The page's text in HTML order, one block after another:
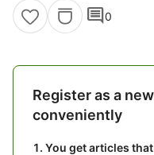
comment0
Register as a
conveniently
You get articles